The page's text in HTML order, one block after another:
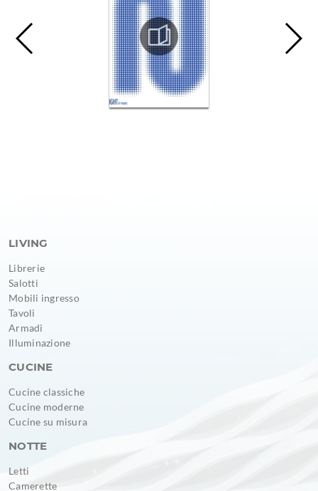
LIVING
Librerie
Salotti
Mobili ingresso
Tavoli
Armadi
Illuminazione
CUCINE
Cucine classiche
Cucine moderne
Cucine su misura
NOTTE
Letti
Camerette